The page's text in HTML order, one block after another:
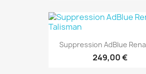
Suppression AdBlue
249,00 €